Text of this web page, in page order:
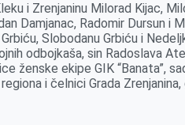
i Zrenjaninu Milorad Kijac,
Damjanac, Radomir Dursun i
Slobodanu Grbiću i
odbojkaša, sin Radoslava
ženske ekipe GIK “Banata”,
i čelnici Grada